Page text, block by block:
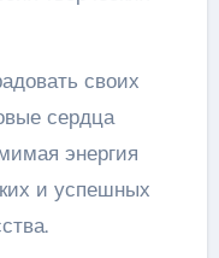
своих
сердца
энергия
и успешных